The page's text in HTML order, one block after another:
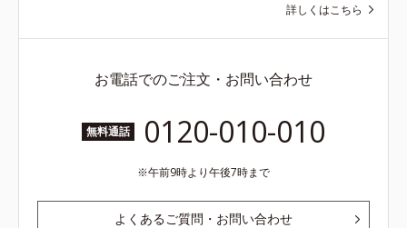
詳しくはこちら
お電話でのご注文・お問い合わせ
無料通話 0120-010-010
午前9時より午後7時まで
よくあるご質問・お問い合わせ